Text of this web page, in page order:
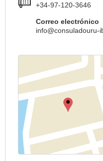
+34-97-120-3646
Correo electrónico
info@consuladouru-